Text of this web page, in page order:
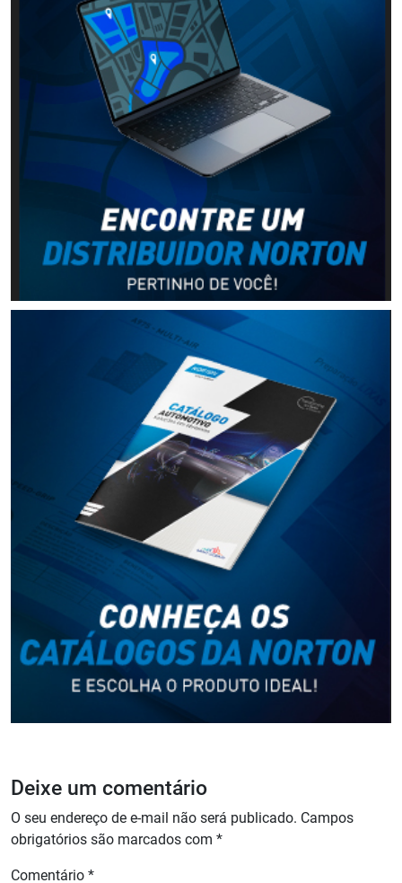
Deixe um comentário
O seu endereço de e-mail não será publicado. Campos
obrigatórios são marcados com *
Comentário *